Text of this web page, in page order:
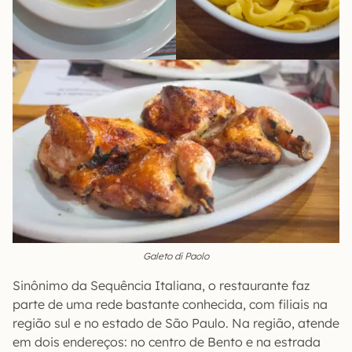
Galeto di Paolo
Sinônimo da Sequência Italiana, o restaurante faz
parte de uma rede bastante conhecida, com filiais na
região sul e no estado de São Paulo. Na região, atende
em dois endereços: no centro de Bento e na estrada